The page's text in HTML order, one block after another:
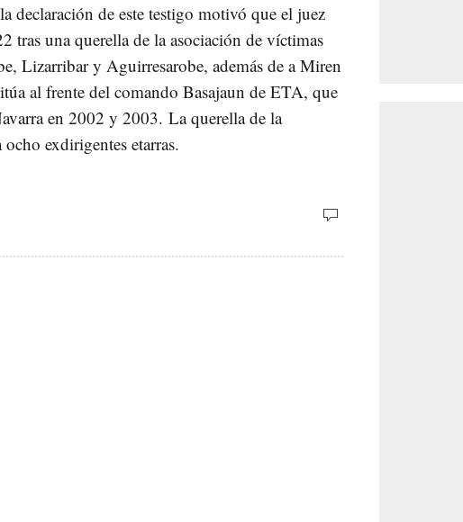
de este testigo motivó que el juez
tras una querella de la asociación de víctimas
Lizarribar y Aguirresarobe, además de a Miren
al frente del comando Basajaun de ETA, que
en 2002 y 2003. La querella de la
exdirigentes etarras.